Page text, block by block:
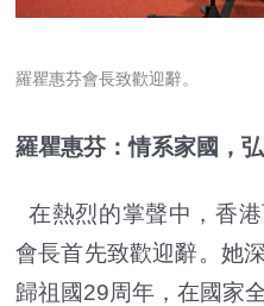
羅瞿惠芬會長致歡迎辭。
羅瞿惠芬：情系家國，
在熱烈的掌聲中，香
會長首先致歡迎辭。她
歸祖國29周年，在國家